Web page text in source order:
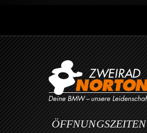
ÖFFNUNGSZEITEN